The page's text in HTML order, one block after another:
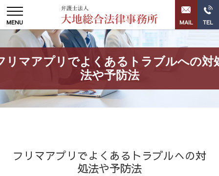
リマアプリでよくあるトラブルへの対
法や予防法
フリマアプリでよくあるトラブルへの対
処法や予防法